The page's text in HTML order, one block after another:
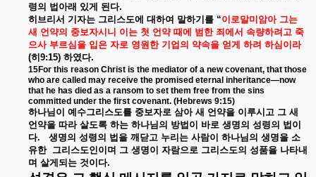
령의 법아래 있게 된다.
히브리서 기자는 그리스도에 대하여 말하기를 “이로말미암아 그는
새 언약의 중보자시니 이는 첫 언약 때에 범한 죄에서 속량하려고 죽
으사 부르심을 입은 자로 영원한 기업의 약속을 얻게 하려 하심이라
(히 9:15) 하였다.
15For this reason Christ is the mediator of a new covenant, that those
who are called may receive the promised eternal inheritance—now
that he has died as a ransom to set them free from the sins
committed under the first covenant. (Hebrews 9:15)
하나님이 예수그리스도를 중보자로 삼아 새 언약을 이루시고 그 새
언약을 따라 살도록 하는 하나님의 방법이 바로 생명의 성령의 법이
다. 생명의 성령의 법을 깨닫고 누리는 사람이 하나님의 생명을 소
유한 그리스도인이며 그 생명이 자람으로 그리스도의 성품을 나타내
며 살게되는 것이다.